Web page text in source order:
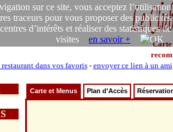
sur ce site, vous acceptez l’utilisation
traceurs pour vous proposer des publicités
d’intérêts et réaliser des statistiques de
visites en savoir +
Carte
restaurant dans vos favoris- envoyer ce lien à un ami
Carte et Menus Plan d'Accès